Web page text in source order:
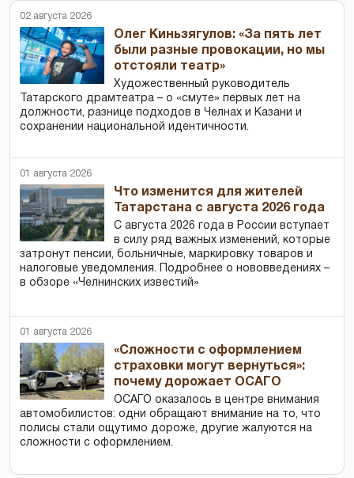
02 августа 2026
Олег Киньзягулов: «За пять лет
были разные провокации, но мы
отстояли театр»
Художественный руководитель
Татарского драмтеатра – о «смуте» первых лет на
должности, разнице подходов в Челнах и Казани и
сохранении национальной идентичности.
01 августа 2026
Что изменится для жителей
Татарстана с августа 2026 года
С августа 2026 года в России вступает
в силу ряд важных изменений, которые
затронут пенсии, больничные, маркировку товаров и
налоговые уведомления. Подробнее о нововведениях –
в обзоре «Челнинских известий»
01 августа 2026
«Сложности с оформлением
страховки могут вернуться»:
почему дорожает ОСАГО
ОСАГО оказалось в центре внимания
автомобилистов: одни обращают внимание на то, что
полисы стали ощутимо дороже, другие жалуются на
сложности с оформлением.